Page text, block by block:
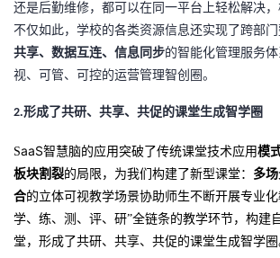
还是后勤维修，都可以在同一平台上轻松解决，
不仅如此，学校的各类资源信息还实现了跨部门
共享、数据互连、信息同步的智能化管理服务体
视、可管、可控的运营管理智创圈。
2.形成了共研、共享、共促的课堂生成智学圈
SaaS智慧脑的应用突破了传统课堂技术应用模
板块割裂的局限，为我们 构建了新型课堂： 多
合的立体可视教学场景协助师生不断开展专业
学、练、测、评、研”全链条的教学环节， 构建
堂，形成了共研、共享、共促的课堂生成智学圈